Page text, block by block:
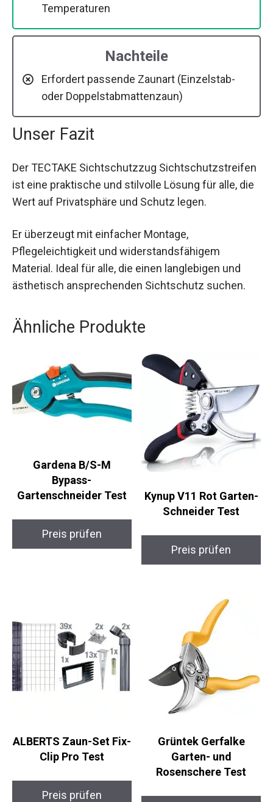
Temperaturen
Nachteile
Erfordert passende Zaunart (Einzelstab-
oder Doppelstabmattenzaun)
Unser Fazit
Der TECTAKE Sichtschutzzug Sichtschutzstreifen
ist eine praktische und stilvolle Lösung für alle, die
Wert auf Privatsphäre und Schutz legen.
Er überzeugt mit einfacher Montage,
Pflegeleichtigkeit und widerstandsfähigem
Material. Ideal für alle, die einen langlebigen und
ästhetisch ansprechenden Sichtschutz suchen.
Ähnliche Produkte
Gardena B/S-M
Bypass-
Gartenschneider Test
Preis prüfen
Kynup V11 Rot Garten-
Schneider Test
Preis prüfen
ALBERTS Zaun-Set Fix-
Clip Pro Test
Preis prüfen
Grüntek Gerfalke
Garten- und
Rosenschere Test